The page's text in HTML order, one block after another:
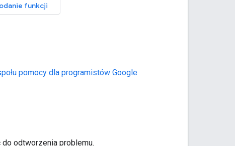
funkcji
pomocy dla programistów Google
do odtworzenia problemu.